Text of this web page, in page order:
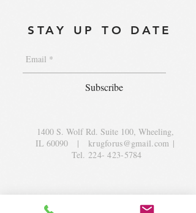
STAY UP TO DATE
Subscribe
1400 S. Wolf Rd. Suite 100, Wheeling,
IL 60090 |krugforus@gmail.com |
Tel.224- 423-5784